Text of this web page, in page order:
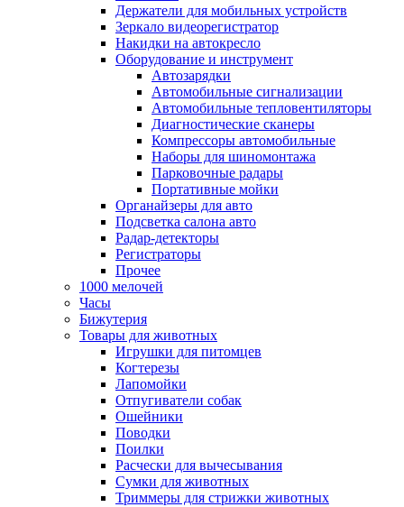
Держатели для мобильных устройств
Зеркало видеорегистратор
Накидки на автокресло
Оборудование и инструмент
Автозарядки
Автомобильные сигнализации
Автомобильные тепловентиляторы
Диагностические сканеры
Компрессоры автомобильные
Наборы для шиномонтажа
Парковочные радары
Портативные мойки
Органайзеры для авто
Подсветка салона авто
Радар-детекторы
Регистраторы
Прочее
1000 мелочей
Часы
Бижутерия
Товары для животных
Игрушки для питомцев
Когтерезы
Лапомойки
Отпугиватели собак
Ошейники
Поводки
Поилки
Расчески для вычесывания
Сумки для животных
Триммеры для стрижки животных